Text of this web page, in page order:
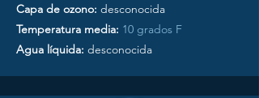
Capa de ozono: desconocida
Temperatura media: 10 grados F
Agua líquida: desconocida